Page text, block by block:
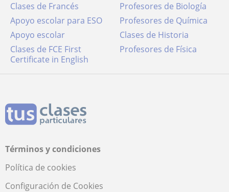
Clases de Francés
Profesores de Biología
Apoyo escolar para ESO
Profesores de Química
Apoyo escolar
Clases de Historia
Clases de FCE First
Certificate in English
Profesores de Física
Términos y condiciones
Política de cookies
Configuración de Cookies